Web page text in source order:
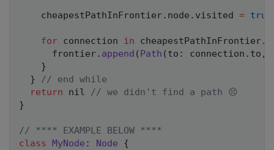
    cheapestPathInFrontier
. node . visited = true
for connection in cheapestPathInFrontier.
      frontier
. append ( Path ( to : connection . to ,
}
}
// end while
return
nil
// we didn't find a path 😣
}
// **** EXAMPLE BELOW ****
class MyNode : Node
{